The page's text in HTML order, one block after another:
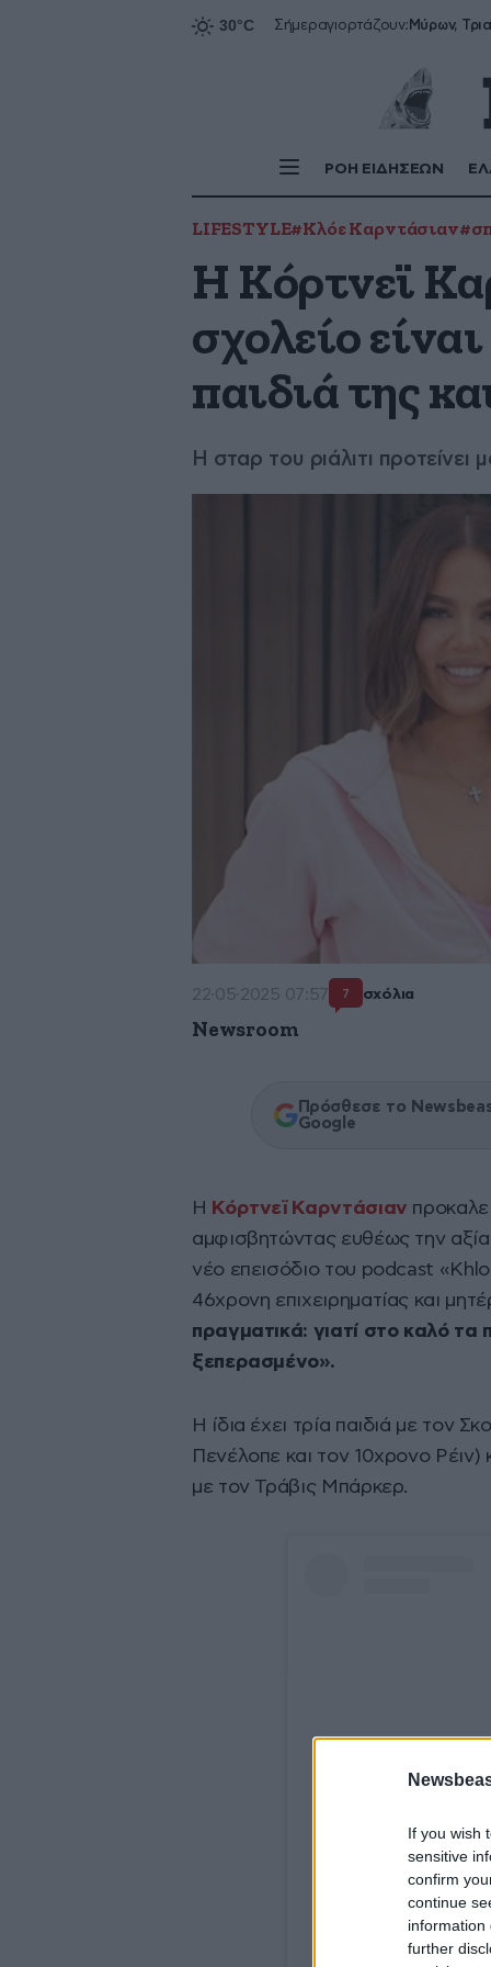
If you wish
sensitive
confirm
continue
information
further
Σήμεραγιορτάζουν:
ΡΟΗ ΕΙΔΗΣΕΩΝ
LIFESTYLE#Κλόε Καρντάσιαν
Η Κόρτνεϊ
σχολείο
παιδιά της
Η σταρ του ριάλιτι
22·05·2025 07:57 7 σχόλια
Newsroom
Πρόσθεσε το
Google
Η Κόρτνεϊ Καρντάσιαν
αμφισβητώντας ευθέως την
νέο επεισόδιο του podcast
46χρονη επιχειρηματίας και
πραγματικά: γιατί στο καλό τα
ξεπερασμένο».
Η ίδια έχει τρία παιδιά με τον
Πενέλοπε και τον 10χρονο Ρέιν)
με τον Τράβις Μπάρκερ.